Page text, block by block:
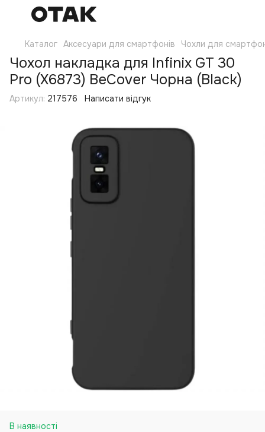
Каталог Аксесуари для смартфонів Чохли для
Чохол накладка для Infinix GT 30
Pro (X6873) BeCover Чорна (Black)
Артикул: 217576 Написати відгук
В наявності